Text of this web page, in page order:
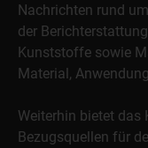
Nachrichten rund
der
Kunststoffe sowie
Material,
Weiterhin bietet das
Bezugsquellen für